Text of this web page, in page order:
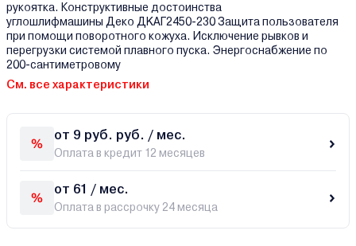
рукоятка. Конструктивные достоинства
углошлифмашины Деко ДKAГ2450-230 Защита пользователя
при помощи поворотного кожуха. Исключение рывков и
перегрузки системой плавного пуска. Энергоснабжение по
200-сантиметровому
См. все характеристики
от 9 руб. руб. / мес.
Оплата в кредит 12 месяцев
от 61 / мес.
Оплата в рассрочку 24 месяца